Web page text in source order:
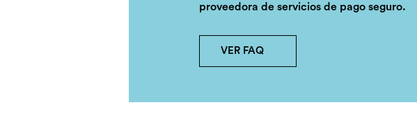
proveedora de servicios de pago seguro.
VER FAQ